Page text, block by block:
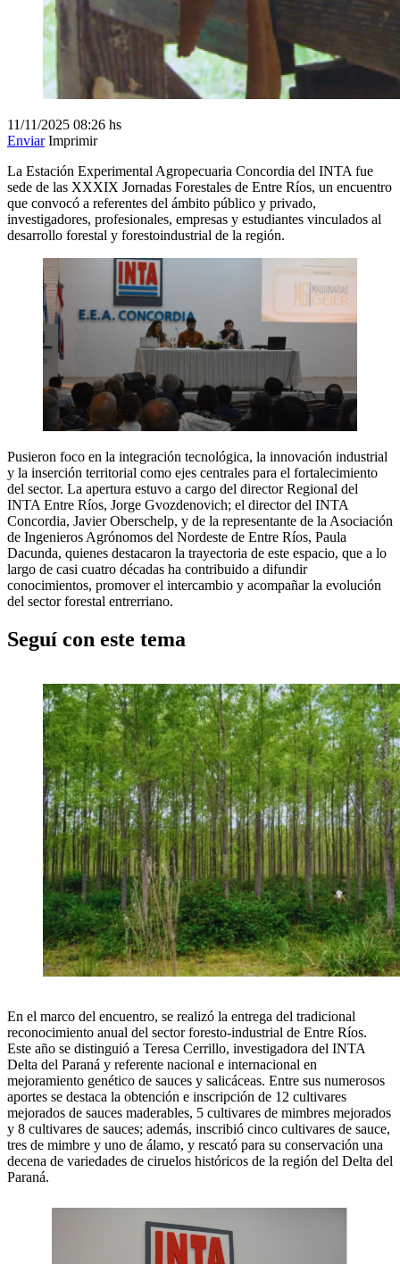
11/11/2025 08:26 hs
Enviar Imprimir
La Estación Experimental Agropecuaria Concordia del INTA fue
sede de las XXXIX Jornadas Forestales de Entre Ríos, un encuentro
que convocó a referentes del ámbito público y privado,
investigadores, profesionales, empresas y estudiantes vinculados al
desarrollo forestal y forestoindustrial de la región.
Pusieron foco en la integración tecnológica, la innovación industrial
y la inserción territorial como ejes centrales para el fortalecimiento
del sector. La apertura estuvo a cargo del director Regional del
INTA Entre Ríos, Jorge Gvozdenovich; el director del INTA
Concordia, Javier Oberschelp, y de la representante de la Asociación
de Ingenieros Agrónomos del Nordeste de Entre Ríos, Paula
Dacunda, quienes destacaron la trayectoria de este espacio, que a lo
largo de casi cuatro décadas ha contribuido a difundir
conocimientos, promover el intercambio y acompañar la evolución
del sector forestal entrerriano.
Seguí con este tema
En el marco del encuentro, se realizó la entrega del tradicional
reconocimiento anual del sector foresto-industrial de Entre Ríos.
Este año se distinguió a Teresa Cerrillo, investigadora del INTA
Delta del Paraná y referente nacional e internacional en
mejoramiento genético de sauces y salicáceas. Entre sus numerosos
aportes se destaca la obtención e inscripción de 12 cultivares
mejorados de sauces maderables, 5 cultivares de mimbres mejorados
y 8 cultivares de sauces; además, inscribió cinco cultivares de sauce,
tres de mimbre y uno de álamo, y rescató para su conservación una
decena de variedades de ciruelos históricos de la región del Delta del
Paraná.